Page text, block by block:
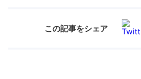
この記事をシェア